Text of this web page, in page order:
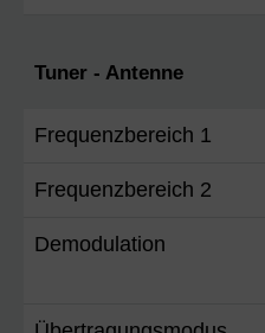
Tuner - Antenne
Frequenzbereich 1
Frequenzbereich 2
Demodulation